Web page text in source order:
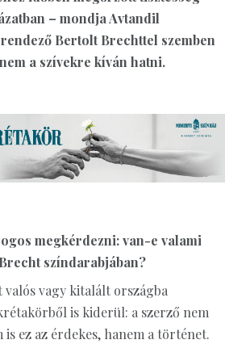
– mondja Avtandil
Bertolt Brechttel szemben
a szívekre kíván hatni.
megkérdezni: van-e valami
színdarabjában?
vagy kitalált országba
is kiderül: a szerző nem
ez az érdekes, hanem a történet.